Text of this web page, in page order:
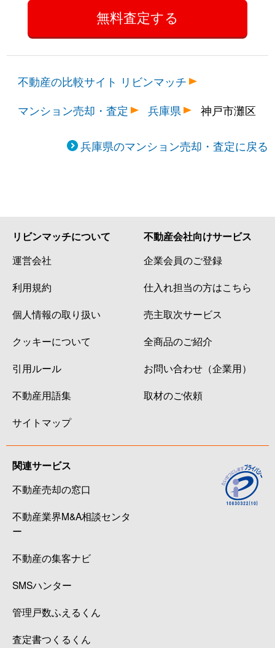
不動産の比較サイト リビンマッチ
マンション売却・査定
兵庫県 神戸市灘区
兵庫県のマンション売却・査定に戻る
リビンマッチについて
運営会社
利用規約
個人情報の取り扱い
クッキーについて
引用ルール
不動産用語集
サイトマップ
不動産会社向けサービス
企業会員のご登録
仕入れ担当の方はこちら
売主取次サービス
全商品のご紹介
お問い合わせ（企業用）
取材のご依頼
関連サービス
不動産売却の窓口
不動産業界M&A相談センタ
ー
不動産の集客ナビ
SMSハンター
管理戸数ふえるくん
査定書つくるくん